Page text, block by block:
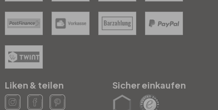
Liken & teilen Sicher einkaufen